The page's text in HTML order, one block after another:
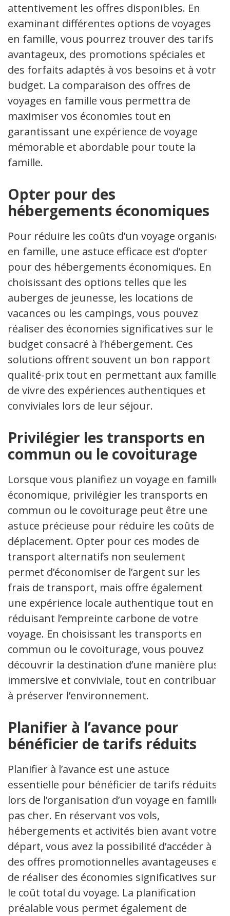
attentivement les offres disponibles. En
examinant différentes options de voyages
en famille, vous pourrez trouver des tarifs
avantageux, des promotions spéciales et
des forfaits adaptés à vos besoins et à votre
budget. La comparaison des offres de
voyages en famille vous permettra de
maximiser vos économies tout en
garantissant une expérience de voyage
mémorable et abordable pour toute la
famille.
Opter pour des
hébergements économiques
Pour réduire les coûts d’un voyage organisé
en famille, une astuce efficace est d’opter
pour des hébergements économiques. En
choisissant des options telles que les
auberges de jeunesse, les locations de
vacances ou les campings, vous pouvez
réaliser des économies significatives sur le
budget consacré à l’hébergement. Ces
solutions offrent souvent un bon rapport
qualité-prix tout en permettant aux familles
de vivre des expériences authentiques et
conviviales lors de leur séjour.
Privilégier les transports en
commun ou le covoiturage
Lorsque vous planifiez un voyage en famille
économique, privilégier les transports en
commun ou le covoiturage peut être une
astuce précieuse pour réduire les coûts de
déplacement. Opter pour ces modes de
transport alternatifs non seulement
permet d’économiser de l’argent sur les
frais de transport, mais offre également
une expérience locale authentique tout en
réduisant l’empreinte carbone de votre
voyage. En choisissant les transports en
commun ou le covoiturage, vous pouvez
découvrir la destination d’une manière plus
immersive et conviviale, tout en contribuant
à préserver l’environnement.
Planifier à l’avance pour
bénéficier de tarifs réduits
Planifier à l’avance est une astuce
essentielle pour bénéficier de tarifs réduits
lors de l’organisation d’un voyage en famille
pas cher. En réservant vos vols,
hébergements et activités bien avant votre
départ, vous avez la possibilité d’accéder à
des offres promotionnelles avantageuses et
de réaliser des économies significatives sur
le coût total du voyage. La planification
préalable vous permet également de